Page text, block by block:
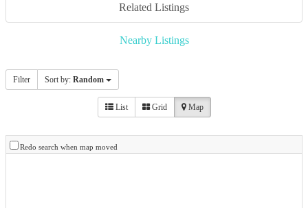
Related Listings
Nearby Listings
Filter Sort by: Random
List Grid Map
Redo search when map moved